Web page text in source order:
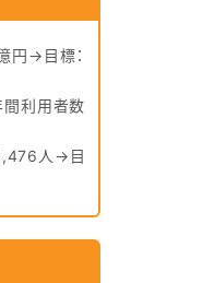
円→目標：
間利用者数
人→目